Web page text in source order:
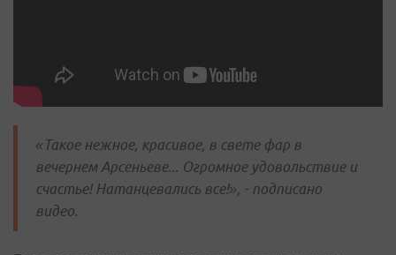
«Такое нежное, красивое, в свете фар в
вечернем Арсеньеве... Огромное удовольствие и
счастье! Натанцевались все!», - подписано
видео.